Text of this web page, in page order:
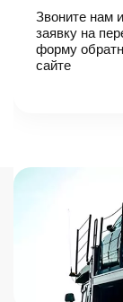
логист
свяжется
вами,
согласует
Звоните нам
заявку на
форму
сайте